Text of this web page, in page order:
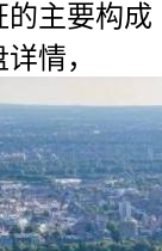
的主要构成
情，